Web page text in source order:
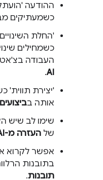
ההודעה
כשמעתיקים
'החלת
כשמחילים
העבודה
AI
.
אותה בביצועים
שימו לב שיש
של העזרה מ-AI
אפשר לקרוא
בתובנות
תובנות.